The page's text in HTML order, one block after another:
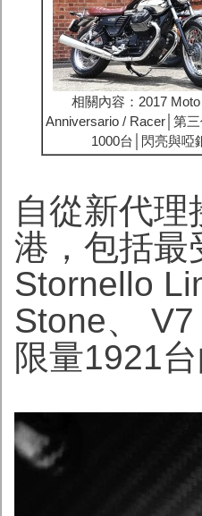
相關內容： 2017
Anniversario / Racer│第
1000台│閃亮與啞
自從新代
港，包括最
Stornello
Stone、
限量1921